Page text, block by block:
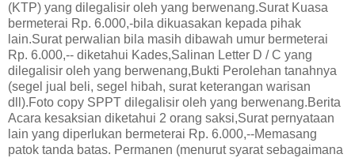
(KTP) yang dilegalisir oleh yang berwenang.Surat Kuasa
bermeterai Rp. 6.000,-bila dikuasakan kepada pihak
lain.Surat perwalian bila masih dibawah umur bermeterai
Rp. 6.000,-- diketahui Kades,Salinan Letter D / C yang
dilegalisir oleh yang berwenang,Bukti Perolehan tanahnya
(segel jual beli, segel hibah, surat keterangan warisan
dll).Foto copy SPPT dilegalisir oleh yang berwenang.Berita
Acara kesaksian diketahui 2 orang saksi,Surat pernyataan
lain yang diperlukan bermeterai Rp. 6.000,--Memasang
patok tanda batas. Permanen (menurut syarat sebagaimana